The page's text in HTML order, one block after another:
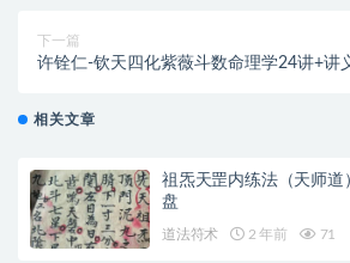
下一篇
许铨仁-钦天四化紫薇斗数命理学24讲+讲
相关文章
祖炁天罡内练法（天师道
盘
道法符术 2 年前 71